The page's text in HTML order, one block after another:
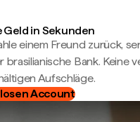
in Sekunden
einem Freund zurück,
brasilianische Bank. Keine
Aufschläge.
Account